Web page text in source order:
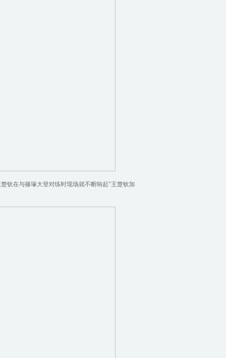
钦在与篠塚大登对练时现场就不断响起"王楚钦加